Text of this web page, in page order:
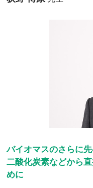
バイオマスのさらに先
二酸化炭素などから
めに